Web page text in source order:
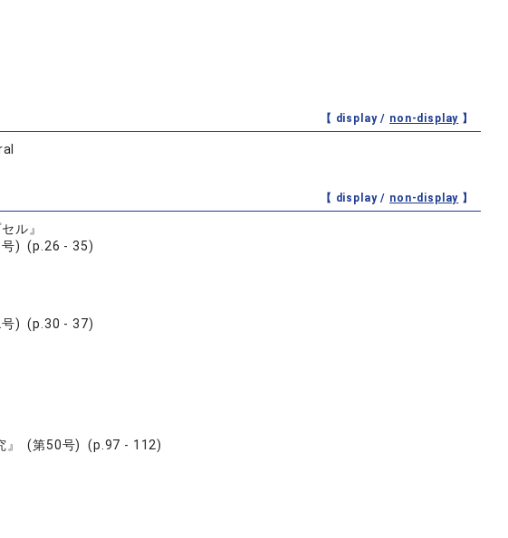
【 display / non-display 】
【 display / non-display 】
ル』
) (p.26 - 35)
) (p.30 - 37)
』 (第50号) (p.97 - 112)